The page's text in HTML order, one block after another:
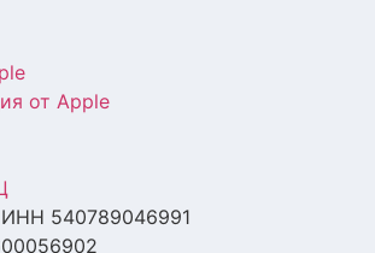
от Apple
540789046991